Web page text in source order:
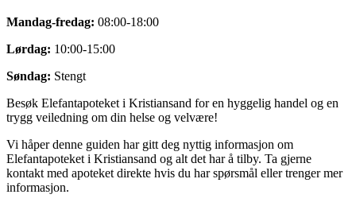
Mandag-fredag: 08:00-18:00
Lørdag: 10:00-15:00
Søndag: Stengt
Besøk Elefantapoteket i Kristiansand for en hyggelig handel og en
trygg veiledning om din helse og velvære!
Vi håper denne guiden har gitt deg nyttig informasjon om
Elefantapoteket i Kristiansand og alt det har å tilby. Ta gjerne
kontakt med apoteket direkte hvis du har spørsmål eller trenger mer
informasjon.